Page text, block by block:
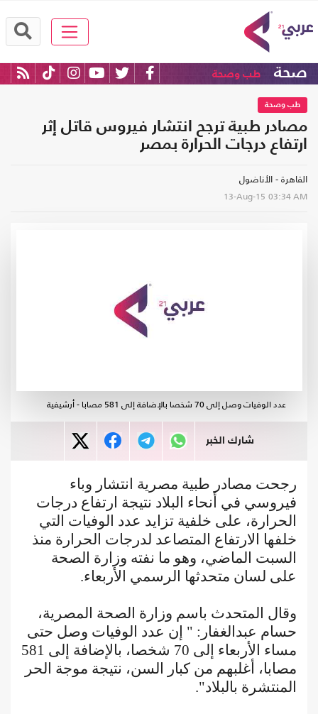
صحة طب وصحة
طب وصحة
مصادر طبية ترجح انتشار فيروس قاتل إثر
ارتفاع درجات الحرارة بمصر
القاهرة - الأناضول
13-Aug-15 03:34 AM
عدد الوفيات وصل إلى 70 شخصا بالإضافة إلى 581 مصابا - أرشيفية
شارك الخبر
رجحت مصادر طبية مصرية انتشار وباء
فيروسي في أنحاء البلاد نتيجة ارتفاع درجات
الحرارة، على خلفية تزايد عدد الوفيات التي
خلفها الارتفاع المتصاعد لدرجات الحرارة منذ
السبت الماضي، وهو ما نفته وزارة الصحة
على لسان متحدثها الرسمي الأربعاء.
وقال المتحدث باسم وزارة الصحة المصرية،
حسام عبدالغفار: " إن عدد الوفيات وصل حتى
مساء الأربعاء إلى 70 شخصا، بالإضافة إلى 581
مصابا، أغلبهم من كبار السن، نتيجة موجة الحر
المنتشرة بالبلاد".